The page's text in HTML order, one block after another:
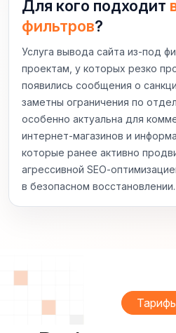
Для кого подходит
фильтров?
Услуга вывода сайта из‑под
проектам, у которых резко
появились сообщения о
заметны ограничения по
особенно актуальна для
интернет‑магазинов и
которые ранее активно
агрессивной
в безопасном восстановлении.